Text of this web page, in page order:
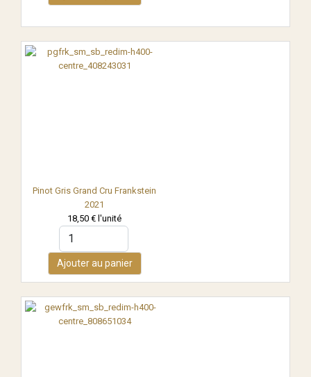
Pinot Gris Grand Cru Frankstein
2021
18,50 € l'unité
Ajouter au panier